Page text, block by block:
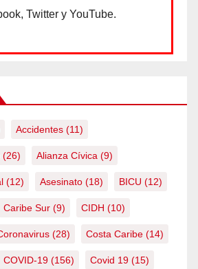
Twitter y YouTube.
Accidentes (11)
(26) Alianza Cívica (9)
(12) Asesinato (18) BICU (12)
Caribe Sur (9) CIDH (10)
(28) Costa Caribe (14)
COVID-19 (156) Covid 19 (15)